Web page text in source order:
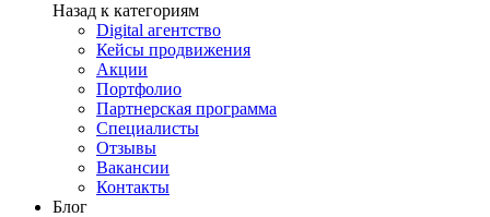
Назад к категориям
Digital агентство
Кейсы продвижения
Акции
Портфолио
Партнерская программа
Специалисты
Отзывы
Вакансии
Контакты
Блог